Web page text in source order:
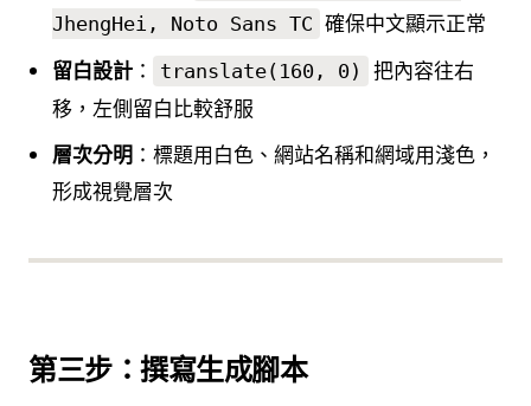
JhengHei, Noto Sans TC 確保中文顯示正常
留白設計 ： translate(160, 0)
把內容往右
移，左側留白比較舒服
層次分明 ：標題用白色、網站名稱和網域用淺色，
形成視覺層次
第三步：撰寫生成腳本